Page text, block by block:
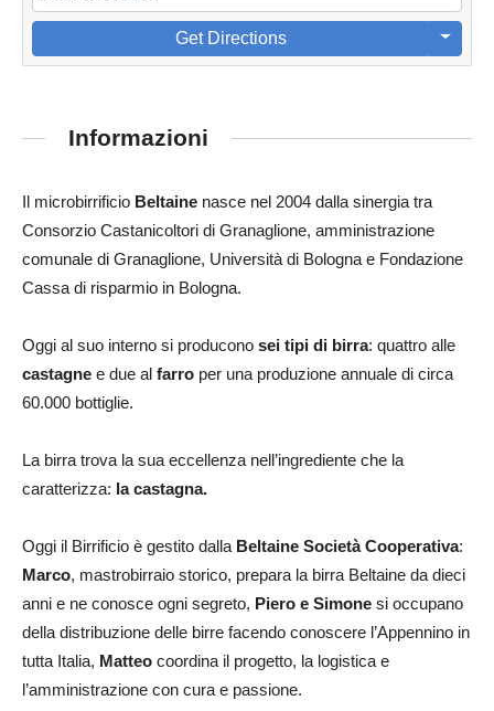
Get Directions
Informazioni
Il microbirrificio Beltaine nasce nel 2004 dalla sinergia tra
Consorzio Castanicoltori di Granaglione, amministrazione
comunale di Granaglione, Università di Bologna e Fondazione
Cassa di risparmio in Bologna.
Oggi al suo interno si producono sei tipi di birra: quattro alle
castagne e due al farro per una produzione annuale di circa
60.000 bottiglie.
La birra trova la sua eccellenza nell’ingrediente che la
caratterizza: la castagna.
Oggi il Birrificio è gestito dalla Beltaine Società Cooperativa:
Marco, mastrobirraio storico, prepara la birra Beltaine da dieci
anni e ne conosce ogni segreto, Piero e Simone si occupano
della distribuzione delle birre facendo conoscere l’Appennino in
tutta Italia, Matteo coordina il progetto, la logistica e
l’amministrazione con cura e passione.